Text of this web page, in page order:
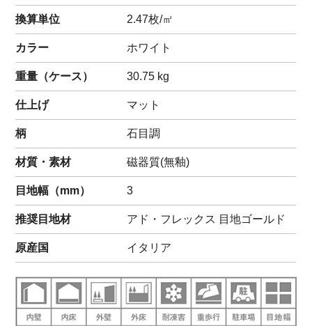
換算単位 2.47枚/㎡
カラー ホワイト
重量（ケース） 30.75 kg
仕上げ マット
柄 石目調
材質・素材 磁器質(無釉)
目地幅（mm） 3
推奨目地材 アド・フレックス 目地ゴールド
原産国 イタリア